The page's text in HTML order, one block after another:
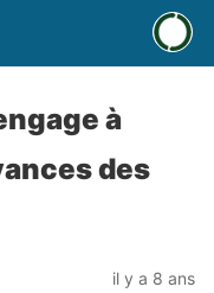
à
des
il y a 8 ans